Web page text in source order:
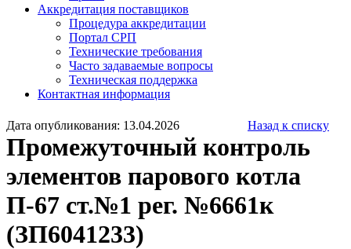
Аккредитация поставщиков
Процедура аккредитации
Портал СРП
Технические требования
Часто задаваемые вопросы
Техническая поддержка
Контактная информация
Дата опубликования: 13.04.2026 Назад к списку
Промежуточный контроль
элементов парового котла
П-67 ст.№1 рег. №6661к
(ЗП6041233)